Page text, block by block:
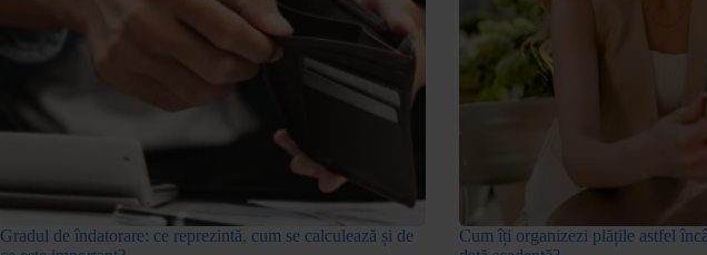
Gradul de îndatorare: ce reprezintă, cum se calculează și de
Cum îți organizezi plățile astfel